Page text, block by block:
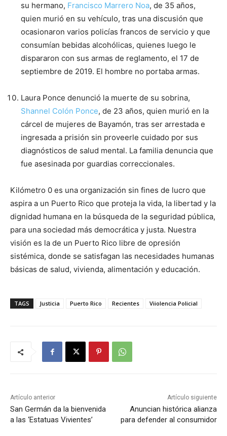
su hermano, Francisco Marrero Noa, de 35 años,
quien murió en su vehículo, tras una discusión que
ocasionaron varios policías francos de servicio y que
consumían bebidas alcohólicas, quienes luego le
dispararon con sus armas de reglamento, el 17 de
septiembre de 2019. El hombre no portaba armas.
Laura Ponce denunció la muerte de su sobrina,
Shannel Colón Ponce, de 23 años, quien murió en la
cárcel de mujeres de Bayamón, tras ser arrestada e
ingresada a prisión sin proveerle cuidado por sus
diagnósticos de salud mental. La familia denuncia que
fue asesinada por guardias correccionales.
Kilómetro 0 es una organización sin fines de lucro que
aspira a un Puerto Rico que proteja la vida, la libertad y la
dignidad humana en la búsqueda de la seguridad pública,
para una sociedad más democrática y justa. Nuestra
visión es la de un Puerto Rico libre de opresión
sistémica, donde se satisfagan las necesidades humanas
básicas de salud, vivienda, alimentación y educación.
TAGS Justicia Puerto Rico Recientes Viiolencia Policial
Artículo anterior
San Germán da la bienvenida
a las ‘Estatuas Vivientes’
Artículo siguiente
Anuncian histórica alianza
para defender al consumidor